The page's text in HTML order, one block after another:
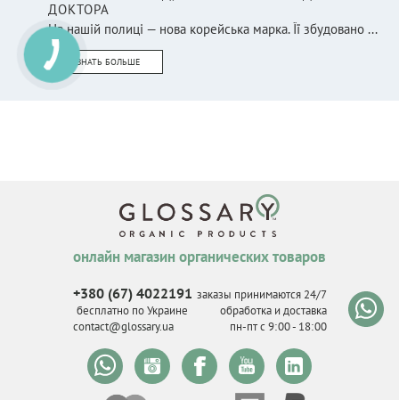
ДОКТОРА
На нашій полиці — нова корейська марка. Її збудовано ...
УЗНАТЬ БОЛЬШЕ
онлайн магазин органических товаров
+380 (67) 4022191
бесплатно по Украине
contact@glossary.ua
заказы принимаются 24/7
обработка и доставка
пн-пт с 9:00 - 18:00